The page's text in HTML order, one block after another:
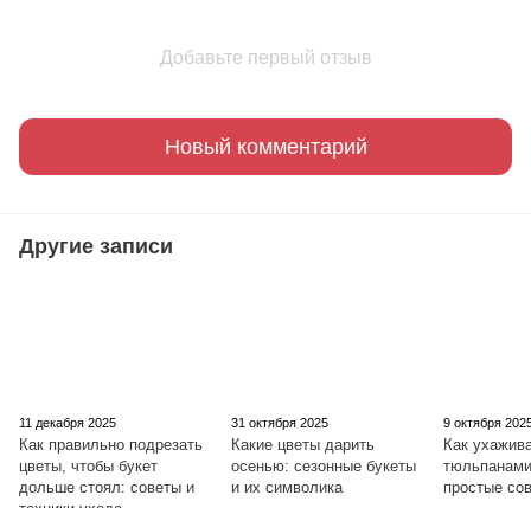
Добавьте первый отзыв
Новый комментарий
Другие записи
11 декабря 2025
Как правильно подрезать
цветы, чтобы букет
дольше стоял: советы и
31 октября 2025
Какие цветы дарить
осенью: сезонные букеты
и их символика
9 октября
Как
простые